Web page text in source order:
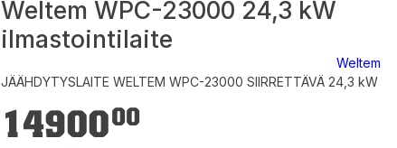
Weltem WPC-23000 24,3 kW
ilmastointilaite
JÄÄHDYTYSLAITE WELTEM WPC-23000 SIIRRETTÄVÄ 24,3 kW
Weltem
14 900,00 €
1490000